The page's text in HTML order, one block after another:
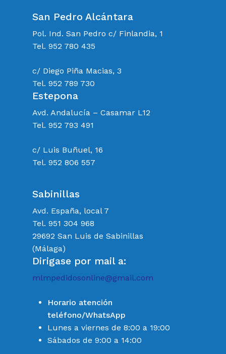
San Pedro Alcántara
Pol. Ind. San Pedro c/ Finlandia, 1
Tel. 952 780 435
c/ Diego Piña Macias, 3
Tel. 952 789 730
Estepona
Avd. Andalucía – Casamar L12
Tel. 952 793 491
c/ Luis Buñuel, 16
Tel. 952 806 557
Sabinillas
Avd. España, local 7
Tel. 951 304 968
29692 San Luis de Sabinillas
(Málaga)
Dirigase por mail a:
mlmpedidosonline@gmail.com
Horario atención
teléfono/WhatsApp
Lunes a viernes de 8:00 a 19:00
Sábados de 9:00 a 14:00